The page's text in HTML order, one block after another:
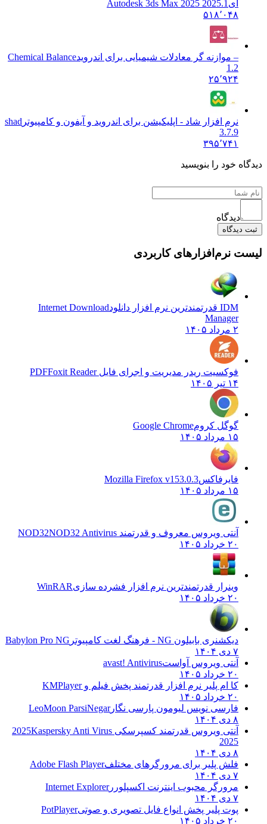
ای Autodesk 3ds Max 2025 2025.1
۵۱۸٬۰۴۸
– موازنه گر معادلات شیمیایی برای اندرویدChemical Balance
1.2
۲۵٬۹۲۴
نرم افزار شاد - اپلیکیشن برای اندروید و آیفون و کامپیوتر shad
3.7.9
۳۹۵٬۷۴۱
دیدگاه خود را بنویسید
دیدگاه
ثبت دیدگاه
لیست نرم‌افزارهای کاربردی
IDM قدرتمندترین نرم افزار دانلود
Internet Download
Manager
۲ مرداد ۱۴۰۵
فوکسیت ریدر مدیریت و اجرای فایل PDFFoxit Reader
۱۴ تیر ۱۴۰۵
گوگل کرومGoogle Chrome
۱۵ مرداد ۱۴۰۵
فایرفاکسMozilla Firefox v153.0.3
۱۵ مرداد ۱۴۰۵
آنتی ویروس معروف و قدرتمند NOD32 NOD32 Antivirus
۲۰ خرداد ۱۴۰۵
وینرار قدرتمندترین نرم افزار فشرده سازیWinRAR
۲۰ خرداد ۱۴۰۵
دیکشنری بابیلون NG - فرهنگ لغت کامپیوتر
Babylon Pro NG
۷ دی ۱۴۰۴
آنتی ویروس آواستavast! Antivirus
۲۰ خرداد ۱۴۰۵
کا ام پلیر نرم افزار قدرتمند پخش فیلم وKMPlayer
۲۰ خرداد ۱۴۰۵
فارسی نویس لیومون پارسی نگارLeoMoon ParsiNegar
۸ دی ۱۴۰۴
آنتی ویروس قدرتمند کسپرسکی 2025 Kaspersky Anti Virus
2025
۸ دی ۱۴۰۴
فلش پلیر برای مرورگرهای مختلفAdobe Flash Player
۷ دی ۱۴۰۴
مرورگر محبوب اینترنت اکسپلوررInternet Explorer
۷ دی ۱۴۰۴
پوت پلیر پخش انواع فایل تصویری و صوتیPotPlayer
۲۰ خرداد ۱۴۰۵